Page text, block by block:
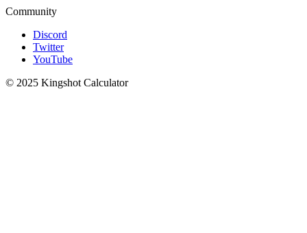
Community
Discord
Twitter
YouTube
© 2025 Kingshot Calculator